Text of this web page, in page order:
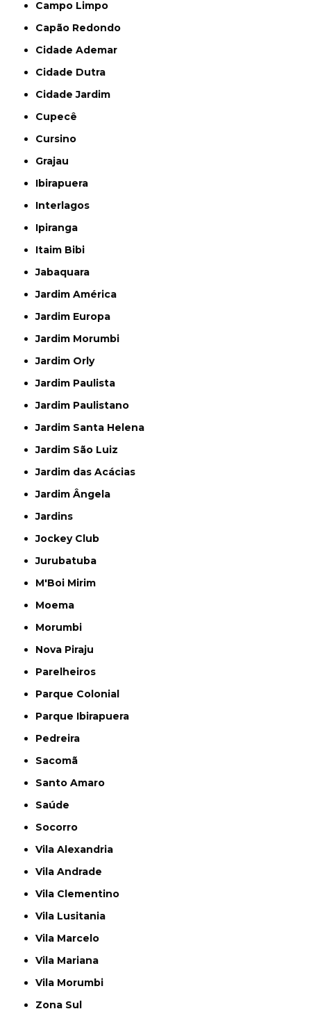
Campo Limpo
Capão Redondo
Cidade Ademar
Cidade Dutra
Cidade Jardim
Cupecê
Cursino
Grajau
Ibirapuera
Interlagos
Ipiranga
Itaim Bibi
Jabaquara
Jardim América
Jardim Europa
Jardim Morumbi
Jardim Orly
Jardim Paulista
Jardim Paulistano
Jardim Santa Helena
Jardim São Luiz
Jardim das Acácias
Jardim Ângela
Jardins
Jockey Club
Jurubatuba
M'Boi Mirim
Moema
Morumbi
Nova Piraju
Parelheiros
Parque Colonial
Parque Ibirapuera
Pedreira
Sacomã
Santo Amaro
Saúde
Socorro
Vila Alexandria
Vila Andrade
Vila Clementino
Vila Lusitania
Vila Marcelo
Vila Mariana
Vila Morumbi
Zona Sul